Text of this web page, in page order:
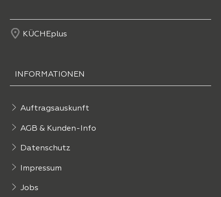
KÜCHEplus
INFORMATIONEN
Auftragsauskunft
AGB & Kunden-Info
Datenschutz
Impressum
Jobs